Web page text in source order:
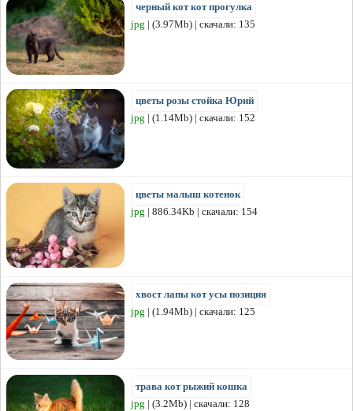
черный кот кот прогулка
jpg | (3.97Mb) | скачали: 135
цветы розы стойка Юрий
jpg | (1.14Mb) | скачали: 152
цветы малыш котенок
jpg | 886.34Kb | скачали: 154
хвост лапы кот усы позиция
jpg | (1.94Mb) | скачали: 125
трава кот рыжий кошка
jpg | (3.2Mb) | скачали: 128